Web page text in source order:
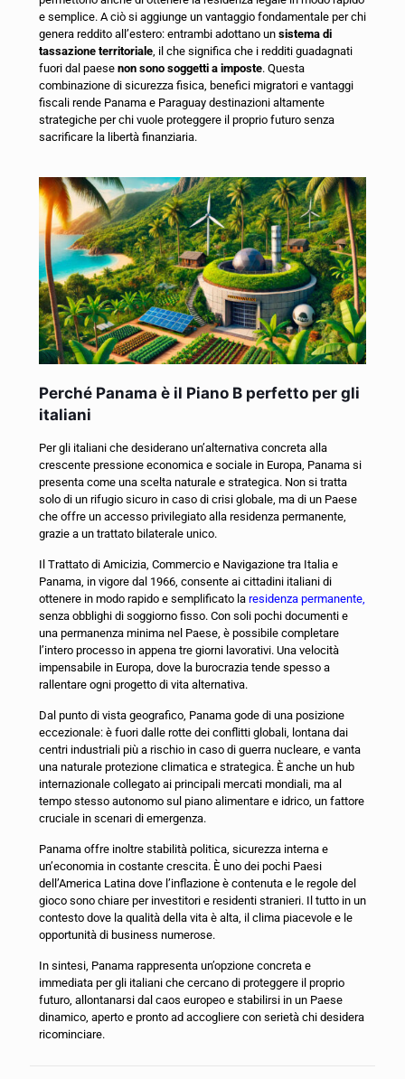
e semplice. A ciò si aggiunge un vantaggio fondamentale per chi
genera reddito all’estero: entrambi adottano un sistema di
tassazione territoriale, il che significa che i redditi guadagnati
fuori dal paese non sono soggetti a imposte. Questa
combinazione di sicurezza fisica, benefici migratori e vantaggi
fiscali rende Panama e Paraguay destinazioni altamente
strategiche per chi vuole proteggere il proprio futuro senza
sacrificare la libertà finanziaria.
Perché Panama è il Piano B perfetto per gli
italiani
Per gli italiani che desiderano un’alternativa concreta alla
crescente pressione economica e sociale in Europa, Panama si
presenta come una scelta naturale e strategica. Non si tratta
solo di un rifugio sicuro in caso di crisi globale, ma di un Paese
che offre un accesso privilegiato alla residenza permanente,
grazie a un trattato bilaterale unico.
Il Trattato di Amicizia, Commercio e Navigazione tra Italia e
Panama, in vigore dal 1966, consente ai cittadini italiani di
ottenere in modo rapido e semplificato la residenza permanente
senza obblighi di soggiorno fisso. Con soli pochi documenti e
una permanenza minima nel Paese, è possibile completare
l’intero processo in appena tre giorni lavorativi. Una velocità
impensabile in Europa, dove la burocrazia tende spesso a
rallentare ogni progetto di vita alternativa.
Dal punto di vista geografico, Panama gode di una posizione
eccezionale: è fuori dalle rotte dei conflitti globali, lontana dai
centri industriali più a rischio in caso di guerra nucleare, e vanta
una naturale protezione climatica e strategica. È anche un hub
internazionale collegato ai principali mercati mondiali, ma al
tempo stesso autonomo sul piano alimentare e idrico, un fattore
cruciale in scenari di emergenza.
Panama offre inoltre stabilità politica, sicurezza interna e
un’economia in costante crescita. È uno dei pochi Paesi
dell’America Latina dove l’inflazione è contenuta e le regole del
gioco sono chiare per investitori e residenti stranieri. Il tutto in un
contesto dove la qualità della vita è alta, il clima piacevole e le
opportunità di business numerose.
In sintesi, Panama rappresenta un’opzione concreta e
immediata per gli italiani che cercano di proteggere il proprio
futuro, allontanarsi dal caos europeo e stabilirsi in un Paese
dinamico, aperto e pronto ad accogliere con serietà chi desidera
ricominciare.